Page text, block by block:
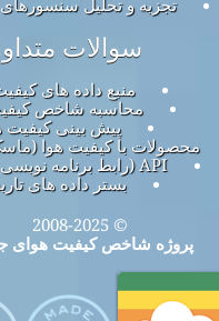
سوالات
منبع داده های
محاسبه شاخص
پیش بینی کیفیت
محصولات با کیفیت هوا
API (رابط برنامه نویسی کاربردی)
بستر داده های
© 2008-2025
پروژه شاخص کیفیت هوای